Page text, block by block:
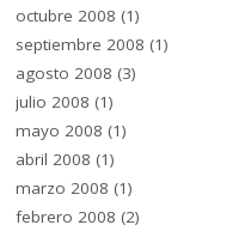
octubre 2008 (1)
septiembre 2008 (1)
agosto 2008 (3)
julio 2008 (1)
mayo 2008 (1)
abril 2008 (1)
marzo 2008 (1)
febrero 2008 (2)